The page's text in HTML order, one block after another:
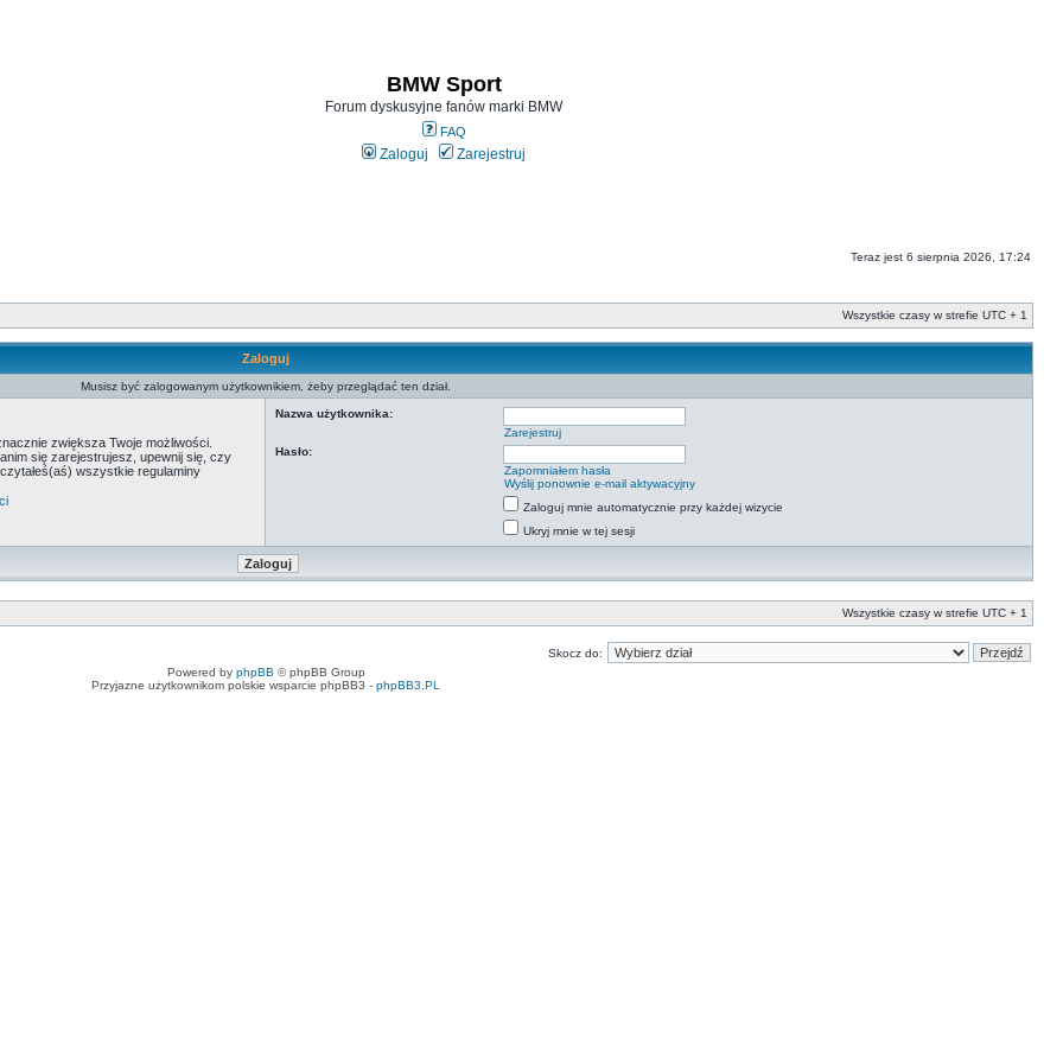
BMW Sport
Forum dyskusyjne fanów marki BMW
FAQ
Zaloguj Zarejestruj
Teraz jest 6 sierpnia 2026, 17:24
Wszystkie czasy w strefie UTC + 1
Zaloguj
Musisz być zalogowanym użytkownikiem, żeby przeglądać ten dział.
zwiększa Twoje możliwości.
się zarejestrujesz, upewnij się, czy
wszystkie regulaminy
Nazwa użytkownika:
Zarejestruj
Hasło:
Zapomniałem hasła
Wyślij ponownie e-mail aktywacyjny
Zaloguj mnie automatycznie przy każdej wizycie
Ukryj mnie w tej sesji
Wszystkie czasy w strefie UTC + 1
Skocz do:
Powered by phpBB © phpBB Group
Przyjazne użytkownikom polskie wsparcie phpBB3 - phpBB3.PL